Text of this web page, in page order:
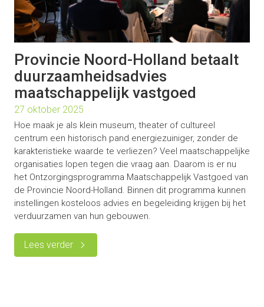
Provincie Noord-Holland betaalt
duurzaamheidsadvies
maatschappelijk vastgoed
27 oktober 2025
Hoe maak je als klein museum, theater of cultureel
centrum een historisch pand energiezuiniger, zonder de
karakteristieke waarde te verliezen? Veel maatschappelijke
organisaties lopen tegen die vraag aan. Daarom is er nu
het Ontzorgingsprogramma Maatschappelijk Vastgoed van
de Provincie Noord-Holland. Binnen dit programma kunnen
instellingen kosteloos advies en begeleiding krijgen bij het
verduurzamen van hun gebouwen.
Lees verder